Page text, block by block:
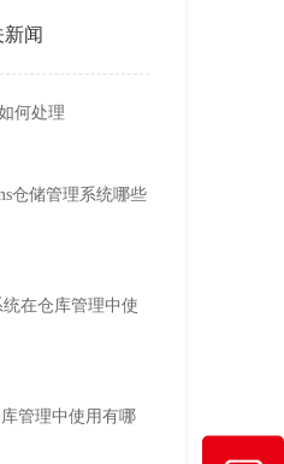
闻
何处理
仓储管理系统哪些
在仓库管理中使
管理中使用有哪